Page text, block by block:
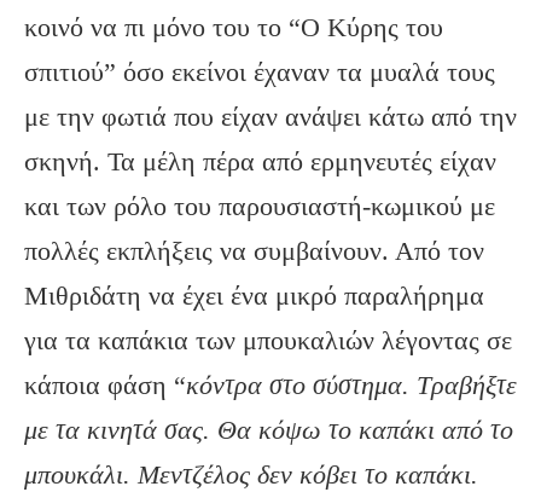
κοινό να πι μόνο του το “Ο Κύρης του
σπιτιού” όσο εκείνοι έχαναν τα μυαλά τους
με την φωτιά που είχαν ανάψει κάτω από την
σκηνή. Τα μέλη πέρα από ερμηνευτές είχαν
και των ρόλο του παρουσιαστή-κωμικού με
πολλές εκπλήξεις να συμβαίνουν. Από τον
Μιθριδάτη να έχει ένα μικρό παραλήρημα
για τα καπάκια των μπουκαλιών λέγοντας σε
κάποια φάση “κόντρα στο σύστημα. Τραβήξτε
με τα κινητά σας. Θα κόψω το καπάκι από το
μπουκάλι. Μεντζέλος δεν κόβει το καπάκι.